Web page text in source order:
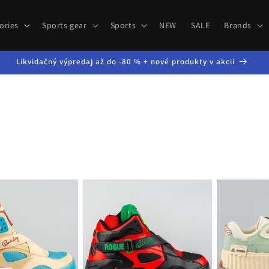
Sports gear Sports NEW SALE Brands
Likvidačný výpredaj až do -80 % + nové produkty v akcii